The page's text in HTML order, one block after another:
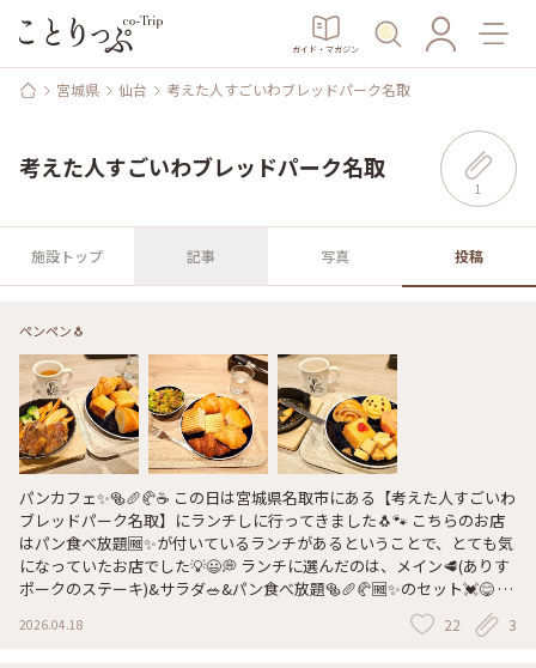
ガイド・マガジン
宮城県 仙台 考えた人すごいわブレッドパーク名取
考えた人すごいわブレッドパーク名取
1
施設トップ 記事 写真 投稿
ペンペン🐧
パンカフェ✨️🥯🥖🥐☕ この日は宮城県名取市にある【考えた人すごいわ
ブレッドパーク名取】にランチしに行ってきました🐧🐾 こちらのお店
はパン食べ放題🆓✨が付いているランチがあるということで、とても気
になっていたお店でした💡😃💭 ランチに選んだのは、メイン🥩(ありす
ポークのステーキ)&サラダ🥗&パン食べ放題🥯🥖🥐🆓✨のセット💓😋 ド
リンクはカモミールティーにしました☕🌿🍃 パンの種類は沢山あって、
塩パン🥖🧂、ハムチーズ🧀🥩、カレー🍛、クロワッサン🥐、シュガート
2026.04.18 22 3